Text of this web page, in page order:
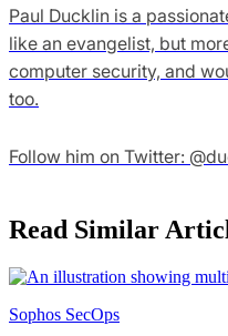
Paul Ducklin is a
like an evangelist, but
computer security, and
too.
Follow him on Twitter:
Read Similar
Sophos SecOps